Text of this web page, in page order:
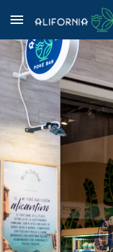
Skip to main content